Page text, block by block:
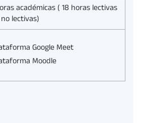
académicas ( 18 horas lectivas
lectivas)
Google Meet
Moodle